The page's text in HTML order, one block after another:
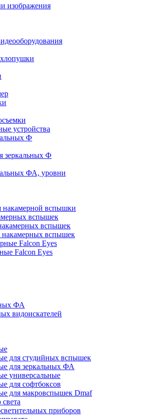
изображения
устройства
Ф
зеркальных Ф
ФА, уровни
накамерной вспышки
вспышек
вспышек
накамерных вспышек
Falcon Eyes
Falcon Eyes
ФА
видоискателей
для студийных вспышек
для зеркальных ФА
универсальные
для софтбоксов
для макровспышек Dmaf
приборов